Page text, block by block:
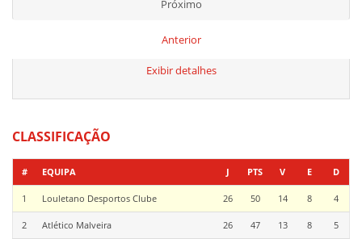
Próximo
Anterior
Exibir detalhes
CLASSIFICAÇÃO
# EQUIPA J PTS V E D
1 Louletano Desportos Clube 26 50 14 8 4
2 Atlético Malveira 26 47 13 8 5